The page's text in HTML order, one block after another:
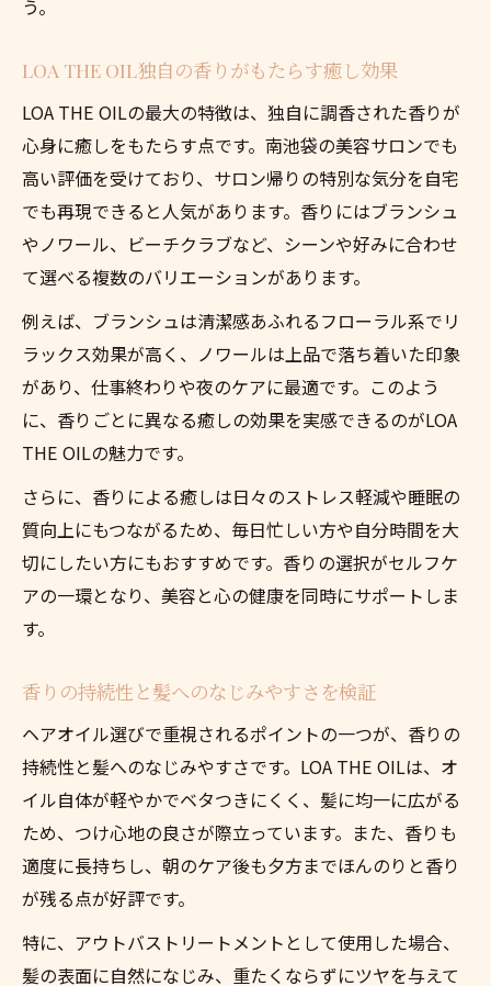
う。
LOA THE OIL独自の香りがもたらす癒し効果
LOA THE OILの最大の特徴は、独自に調香された香りが
心身に癒しをもたらす点です。南池袋の美容サロンでも
高い評価を受けており、サロン帰りの特別な気分を自宅
でも再現できると人気があります。香りにはブランシュ
やノワール、ビーチクラブなど、シーンや好みに合わせ
て選べる複数のバリエーションがあります。
例えば、ブランシュは清潔感あふれるフローラル系でリ
ラックス効果が高く、ノワールは上品で落ち着いた印象
があり、仕事終わりや夜のケアに最適です。このよう
に、香りごとに異なる癒しの効果を実感できるのがLOA
THE OILの魅力です。
さらに、香りによる癒しは日々のストレス軽減や睡眠の
質向上にもつながるため、毎日忙しい方や自分時間を大
切にしたい方にもおすすめです。香りの選択がセルフケ
アの一環となり、美容と心の健康を同時にサポートしま
す。
香りの持続性と髪へのなじみやすさを検証
ヘアオイル選びで重視されるポイントの一つが、香りの
持続性と髪へのなじみやすさです。LOA THE OILは、オ
イル自体が軽やかでベタつきにくく、髪に均一に広がる
ため、つけ心地の良さが際立っています。また、香りも
適度に長持ちし、朝のケア後も夕方までほんのりと香り
が残る点が好評です。
特に、アウトバストリートメントとして使用した場合、
髪の表面に自然になじみ、重たくならずにツヤを与えて